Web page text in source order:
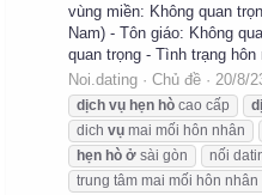
vùng miền: Không quan
Nam) - Tôn giáo: Không
quan trọng - Tình trạng
Noi.dating
Chủ đề 20/8/
dịch vụ hẹn hò cao cấp
dich vụ mai mối hôn nhân
hẹn hò ở sài gòn nối
trung tâm mai mối hôn nhân